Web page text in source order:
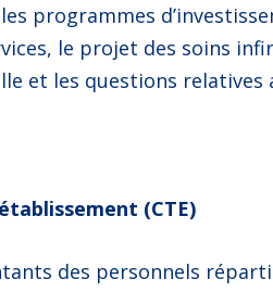
programmes
le projet des soins
et les questions relatives
(CTE)
des personnels